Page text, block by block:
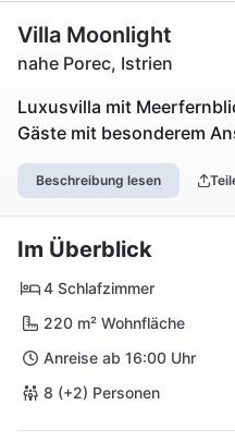
Villa Moonlight
nahe Porec, Istrien
Luxusvilla mit
Gäste mit besonderem
Beschreibung lesen
Im Überblick
4 Schlafzimmer
220 m² Wohnfläche
Anreise ab 16:00 Uhr
8 (+2) Personen